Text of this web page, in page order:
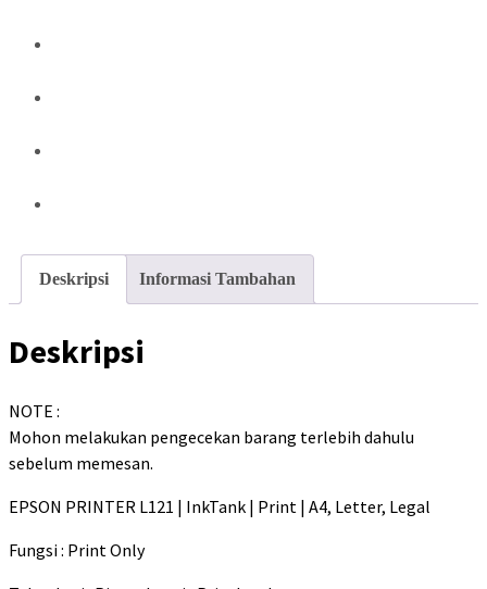
Deskripsi Informasi Tambahan
Deskripsi
NOTE :
Mohon melakukan pengecekan barang terlebih dahulu
sebelum memesan.
EPSON PRINTER L121 | InkTank | Print | A4, Letter, Legal
Fungsi : Print Only